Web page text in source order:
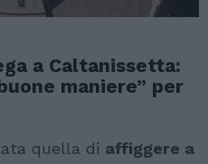
a Caltanissetta:
maniere” per
quella di affiggere a